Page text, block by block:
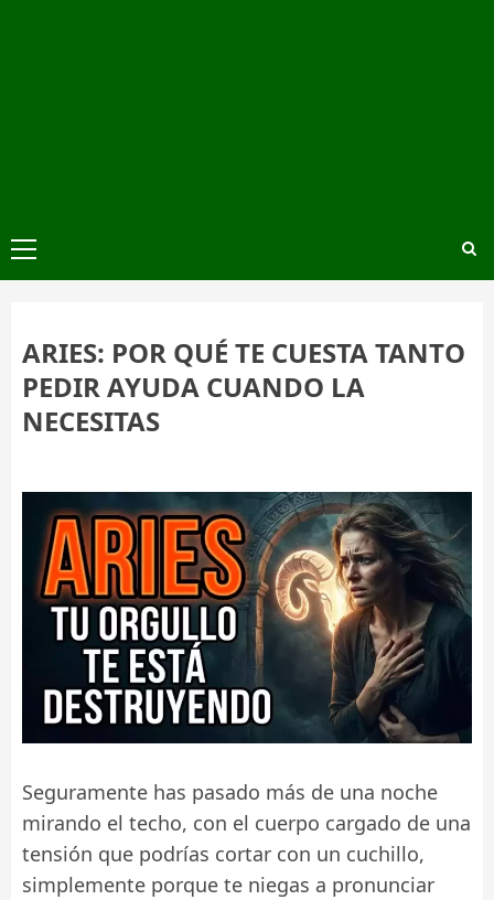
Menú
principal
ARIES: POR QUÉ TE CUESTA TANTO
PEDIR AYUDA CUANDO LA
NECESITAS
Seguramente has pasado más de una noche
mirando el techo, con el cuerpo cargado de una
tensión que podrías cortar con un cuchillo,
simplemente porque te niegas a pronunciar